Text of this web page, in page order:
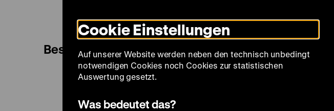
Modus
umschalten
Sprache
Besuch Spielplan Filmreihen Über uns
Cookie Einstellungen
Auf unserer Website werden neben den technisch unbedingt
notwendigen Cookies noch Cookies zur statistischen
Auswertung gesetzt.
Was bedeutet das?